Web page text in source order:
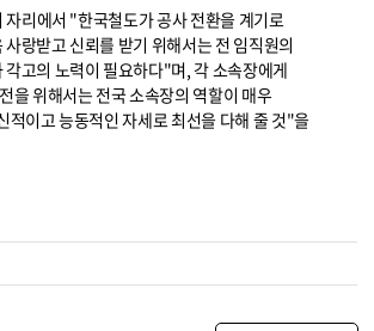
자리에서 "한국철도가 공사 전환을 계기로
랑받고 신뢰를 받기 위해서는 전 임직원의
각고의 노력이 필요하다"며, 각 소속장에게
을 위해서는 전국 소속장의 역할이 매우
적이고 능동적인 자세로 최선을 다해 줄 것"을